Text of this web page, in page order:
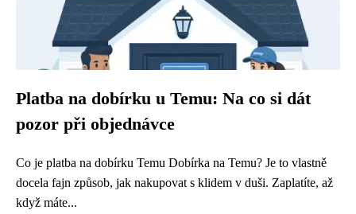
Platba na dobírku u Temu: Na co si dát
pozor při objednávce
Co je platba na dobírku Temu Dobírka na Temu? Je to vlastně
docela fajn způsob, jak nakupovat s klidem v duši. Zaplatíte, až
když máte...